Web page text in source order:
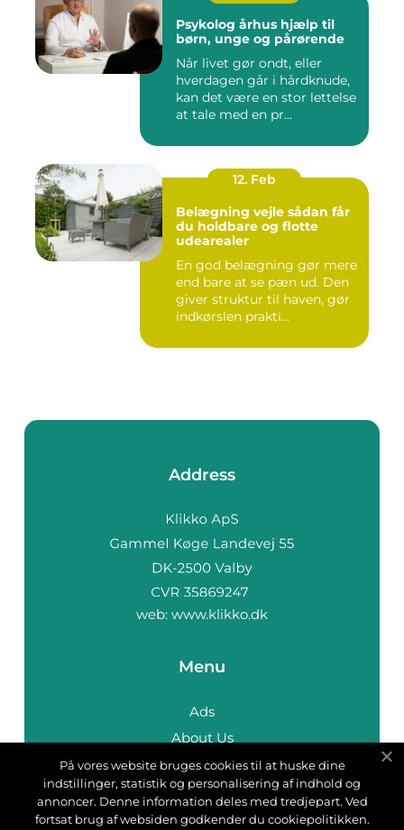
Psykolog århus hjælp til
børn, unge og pårørende
Når livet gør ondt, eller
hverdagen går i hårdknude,
kan det være en stor lettelse
at tale med en pr...
12. Feb
Belægning vejle sådan får
du holdbare og flotte
udearealer
En god belægning gør mere
end bare at se pæn ud. Den
giver struktur til haven, gør
indkørslen prakti...
Address
web: www.klikko.dk
Menu
Ads
About Us
Cookies
Contact
Sitemap
På vores website bruges cookies til at huske dine
indstillinger, statistik og personalisering af indhold og
annoncer. Denne information deles med tredjepart. Ved
fortsat brug af websiden godkender du cookiepolitikken.